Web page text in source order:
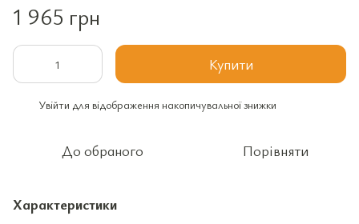
1 965 грн
Купити
Увійти для відображення накопичувальної знижки
До обраного Порівняти
Характеристики